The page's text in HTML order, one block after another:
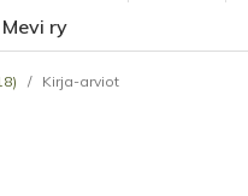
Mevi ry
/ Kirja-arviot